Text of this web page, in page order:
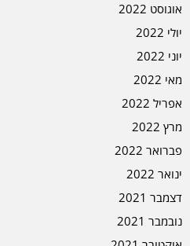
אוגוסט 2022
יולי 2022
יוני 2022
מאי 2022
אפריל 2022
מרץ 2022
פברואר 2022
ינואר 2022
דצמבר 2021
נובמבר 2021